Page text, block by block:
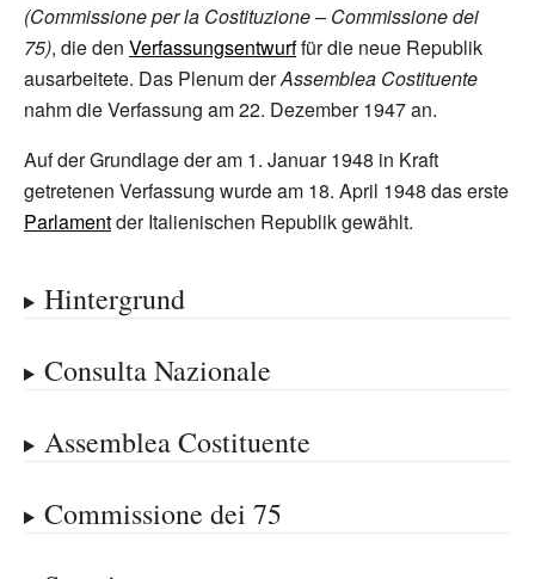
(Commissione per la Costituzione – Commissione dei
75), die den Verfassungsentwurffür die neue Republik
ausarbeitete. Das Plenum derAssemblea Costituente
nahm die Verfassung am 22. Dezember 1947 an.
Auf der Grundlage der am 1. Januar 1948 in Kraft
getretenen Verfassung wurde am 18. April 1948 das erste
Parlamentder Italienischen Republik gewählt.
Hintergrund
Consulta Nazionale
Assemblea Costituente
Commissione dei 75